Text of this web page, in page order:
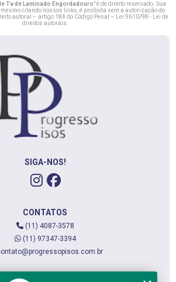
Tv de Laminado Engordadouro" é de direito reservado. Sua
citando nossos links, é proibida sem a autorização do
autoral – artigo 184 do Código Penal –
Lei 9610/98 - Lei de
direitos autorais
SIGA-NOS!
CONTATOS
(11) 4087-3578
(11) 97347-3394